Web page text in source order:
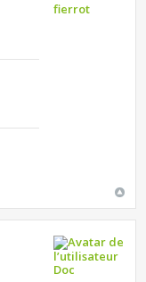
fierrot
Doc